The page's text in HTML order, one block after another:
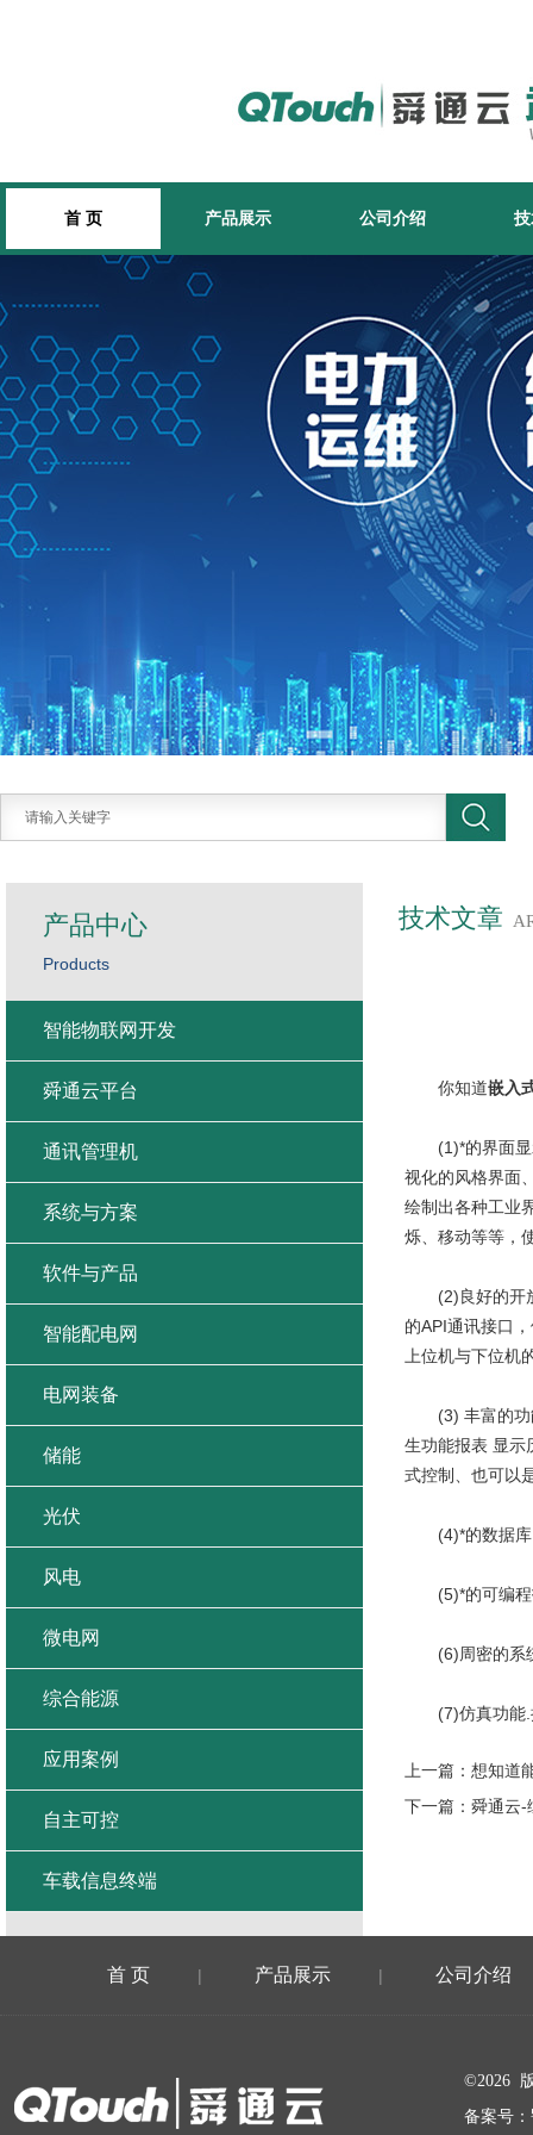
首 页 产品展示 公司介绍
技术文章
你知道嵌入
(1)*的界面显示
视化的风格界面
绘制出各种工业
烁、移动等等，
(2)良好的开放
的API通讯接口
上位机与下位机
(3) 丰富的功能
生功能报表 显示
式控制、也可以
(4)*的数据库。
(5)*的可编程
(6)周密的系统
(7)仿真功能.
上一篇： 想知道
下一篇： 舜通云-
产品中心
Products
智能物联网开发
舜通云平台
通讯管理机
系统与方案
软件与产品
智能配电网
电网装备
储能
光伏
风电
微电网
综合能源
应用案例
自主可控
车载信息终端
首 页 | 产品展示 | 公司介绍
©2026
备案号：